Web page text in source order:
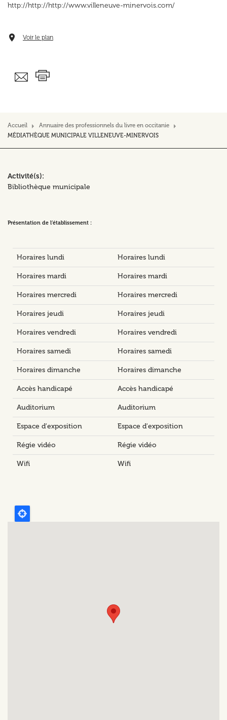
http://http://http://www.villeneuve-minervois.com/
Voir le plan
Accueil
Annuaire des professionnels du livre en occitanie
MÉDIATHÈQUE MUNICIPALE VILLENEUVE-MINERVOIS
Activité(s)
Bibliothèque municipale
Présentation de l’établissement :
Horaires lundi Horaires lundi
Horaires mardi Horaires mardi
Horaires mercredi Horaires mercredi
Horaires jeudi Horaires jeudi
Horaires vendredi Horaires vendredi
Horaires samedi Horaires samedi
Horaires dimanche Horaires dimanche
Accès handicapé Accès handicapé
Auditorium Auditorium
Espace d'exposition Espace d'exposition
Régie vidéo Régie vidéo
Wifi Wifi